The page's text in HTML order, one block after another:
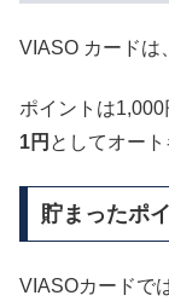
VIASO カードは、
ポイントは1,000
1円 としてオー
貯まったポ
VIASOカードで